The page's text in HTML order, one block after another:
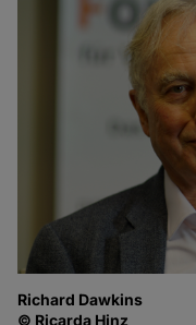
Richard Dawkins
© Ricarda Hinz